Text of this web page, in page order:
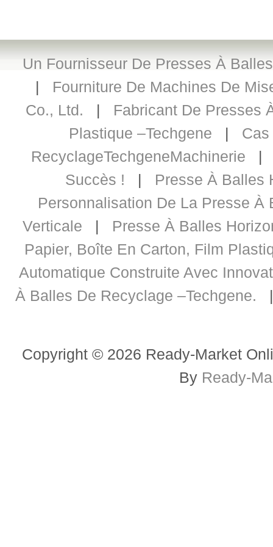
Un Fournisseur De Presses À
| Fourniture De Machines De
Co., Ltd. | Fabricant De Presses
Plastique –Techgene |
RecyclageTechgeneMachinerie
Succès ! | Presse À Balles
Personnalisation De La Presse
Verticale | Presse À Balles
Papier, Boîte En Carton, Film
Automatique Construite Avec
À Balles De Recyclage –Techgene.
Copyright © 2026 Ready-Market
By Ready-